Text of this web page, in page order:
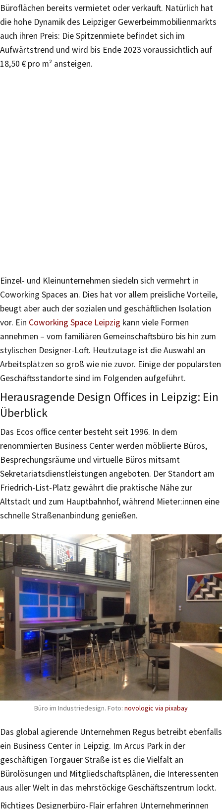
Büroflächen bereits vermietet oder verkauft. Natürlich hat
die hohe Dynamik des Leipziger Gewerbeimmobilienmarkts
auch ihren Preis: Die Spitzenmiete befindet sich im
Aufwärtstrend und wird bis Ende 2023 voraussichtlich auf
18,50 € pro m² ansteigen.
Einzel- und Kleinunternehmen siedeln sich vermehrt in
Coworking Spaces an. Dies hat vor allem preisliche Vorteile,
beugt aber auch der sozialen und geschäftlichen Isolation
vor. Ein Coworking Space Leipzig kann viele Formen
annehmen – vom familiären Gemeinschaftsbüro bis hin zum
stylischen Designer-Loft. Heutzutage ist die Auswahl an
Arbeitsplätzen so groß wie nie zuvor. Einige der populärsten
Geschäftsstandorte sind im Folgenden aufgeführt.
Herausragende Design Offices in Leipzig: Ein
Überblick
Das Ecos office center besteht seit 1996. In dem
renommierten Business Center werden möblierte Büros,
Besprechungsräume und virtuelle Büros mitsamt
Sekretariatsdienstleistungen angeboten. Der Standort am
Friedrich-List-Platz gewährt die praktische Nähe zur
Altstadt und zum Hauptbahnhof, während Mieter:innen eine
schnelle Straßenanbindung genießen.
Büro im Industriedesign. Foto: novologic via pixabay
Das global agierende Unternehmen Regus betreibt ebenfalls
ein Business Center in Leipzig. Im Arcus Park in der
geschäftigen Torgauer Straße ist es die Vielfalt an
Bürolösungen und Mitgliedschaftsplänen, die Interessenten
aus aller Welt in das mehrstöckige Geschäftszentrum lockt.
Richtiges Designerbüro-Flair erfahren Unternehmerinnen